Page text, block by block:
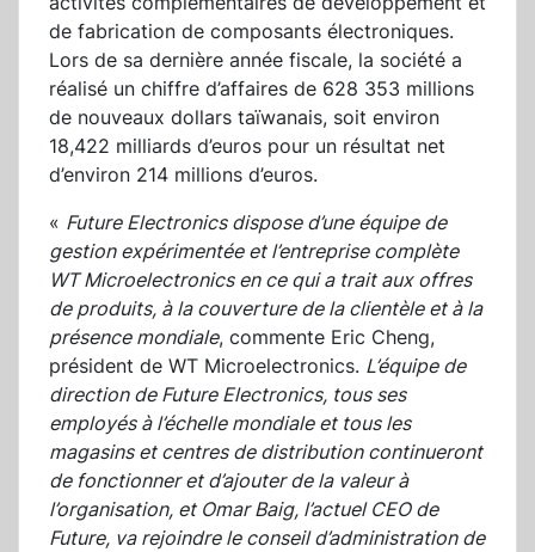
de fabrication de composants électroniques.
Lors de sa dernière année fiscale, la société a
réalisé un chiffre d’affaires de 628 353 millions
de nouveaux dollars taïwanais, soit environ
18,422 milliards d’euros pour un résultat net
d’environ 214 millions d’euros.
« Future Electronics dispose d’une équipe de
gestion expérimentée et l’entreprise complète
WT Microelectronics en ce qui a trait aux offres
de produits, à la couverture de la clientèle et à la
présence mondiale, commente Eric Cheng,
président de WT Microelectronics. L’équipe de
direction de Future Electronics, tous ses
employés à l’échelle mondiale et tous les
magasins et centres de distribution continueront
de fonctionner et d’ajouter de la valeur à
l’organisation, et Omar Baig, l’actuel CEO de
Future, va rejoindre le conseil d’administration de